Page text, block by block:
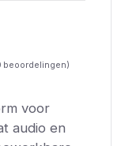
beoordelingen)
voor
audio en